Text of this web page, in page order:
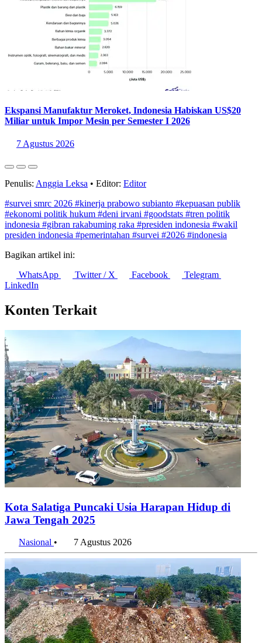
Ekspansi Manufaktur Meroket, Indonesia Habiskan US$20
Miliar untuk Impor Mesin per Semester I 2026
7 Agustus 2026
Penulis: Anggia Leksa • Editor: Editor
#survei smrc 2026 #kinerja prabowo subianto #kepuasan publik
#ekonomi politik hukum #deni irvani #goodstats #tren politik
indonesia #gibran rakabuming raka #presiden indonesia #wakil
presiden indonesia #pemerintahan #survei #2026 #indonesia
Bagikan artikel ini:
WhatsApp
Twitter / X Facebook
Telegram
LinkedIn
Konten Terkait
Kota Salatiga Puncaki Usia Harapan Hidup di
Jawa Tengah 2025
Nasional • 7 Agustus 2026